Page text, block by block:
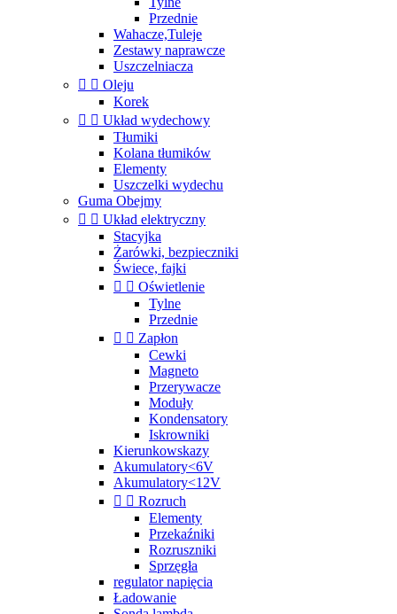
Przednie
Wahacze,Tuleje
Zestawy naprawcze
Uszczelniacza
  Oleju
Korek
  Układ wydechowy
Tłumiki
Kolana tłumików
Elementy
Uszczelki wydechu
Guma Obejmy
  Układ elektryczny
Stacyjka
Żarówki, bezpieczniki
Świece, fajki
  Oświetlenie
Tylne
Przednie
  Zapłon
Cewki
Magneto
Przerywacze
Moduły
Kondensatory
Iskrowniki
Kierunkowskazy
Akumulatory<6V
Akumulatory<12V
  Rozruch
Elementy
Przekaźniki
Rozruszniki
Sprzęgła
regulator napięcia
Ładowanie